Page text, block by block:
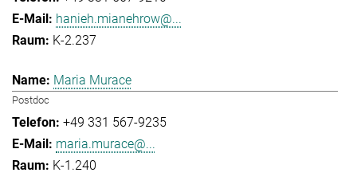
hanieh.mianehrow@...
K-2.237
Maria Murace
Postdoc
+49 331 567-9235
maria.murace@...
K-1.240